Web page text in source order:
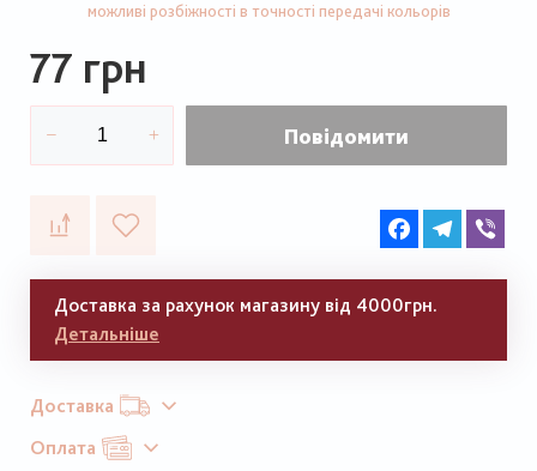
можливі розбіжності в точності передачі кольорів
77 грн
Повідомити
FacebookTelegram
Доставка за рахунок магазину від 4000грн.
Детальніше
Доставка
Оплата